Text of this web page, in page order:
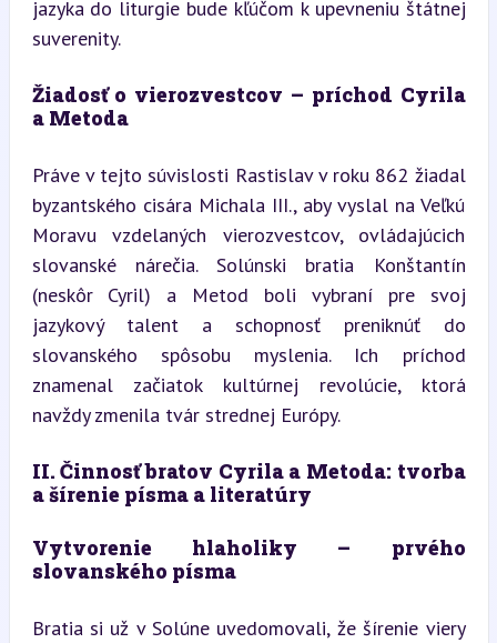
jazyka do liturgie bude kľúčom k upevneniu štátnej
suverenity.
Žiadosť o vierozvestcov – príchod Cyrila
a Metoda
Práve v tejto súvislosti Rastislav v roku 862 žiadal
byzantského cisára Michala III., aby vyslal na Veľkú
Moravu vzdelaných vierozvestcov, ovládajúcich
slovanské nárečia. Solúnski bratia Konštantín
(neskôr Cyril) a Metod boli vybraní pre svoj
jazykový talent a schopnosť preniknúť do
slovanského spôsobu myslenia. Ich príchod
znamenal začiatok kultúrnej revolúcie, ktorá
navždy zmenila tvár strednej Európy.
II. Činnosť bratov Cyrila a Metoda: tvorba
a šírenie písma a literatúry
Vytvorenie hlaholiky – prvého
slovanského písma
Bratia si už v Solúne uvedomovali, že šírenie viery